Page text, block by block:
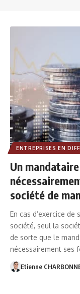
ENTREPRISES EN
Un
société de
En cas d’exercice
société, seul la
de sorte que le
nécessairement ses
Etienne